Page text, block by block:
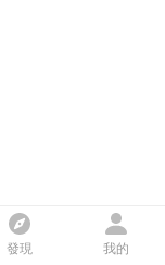
發現 我的